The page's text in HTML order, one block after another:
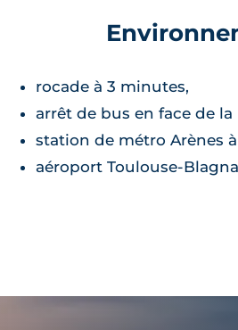
rocade à 3 minutes,
arrêt de bus en face de la
station de métro Arènes
aéroport Toulouse-